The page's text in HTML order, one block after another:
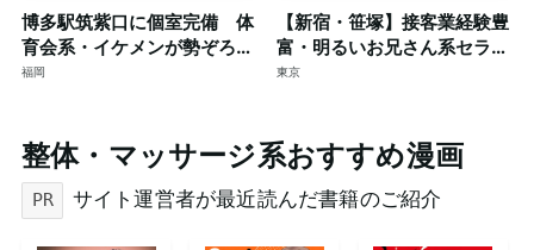
博多駅筑紫口に個室完備 体
育会系・イケメンが勢ぞろ
い！！只今、新規スタッフも
福岡
【新宿・笹塚】接客業経験豊
富・明るいお兄さん系セラピ
ストによる本格ゲイマッサー
東京
整体・マッサージ系おすすめ漫画
PR サイト運営者が最近読んだ書籍のご紹介